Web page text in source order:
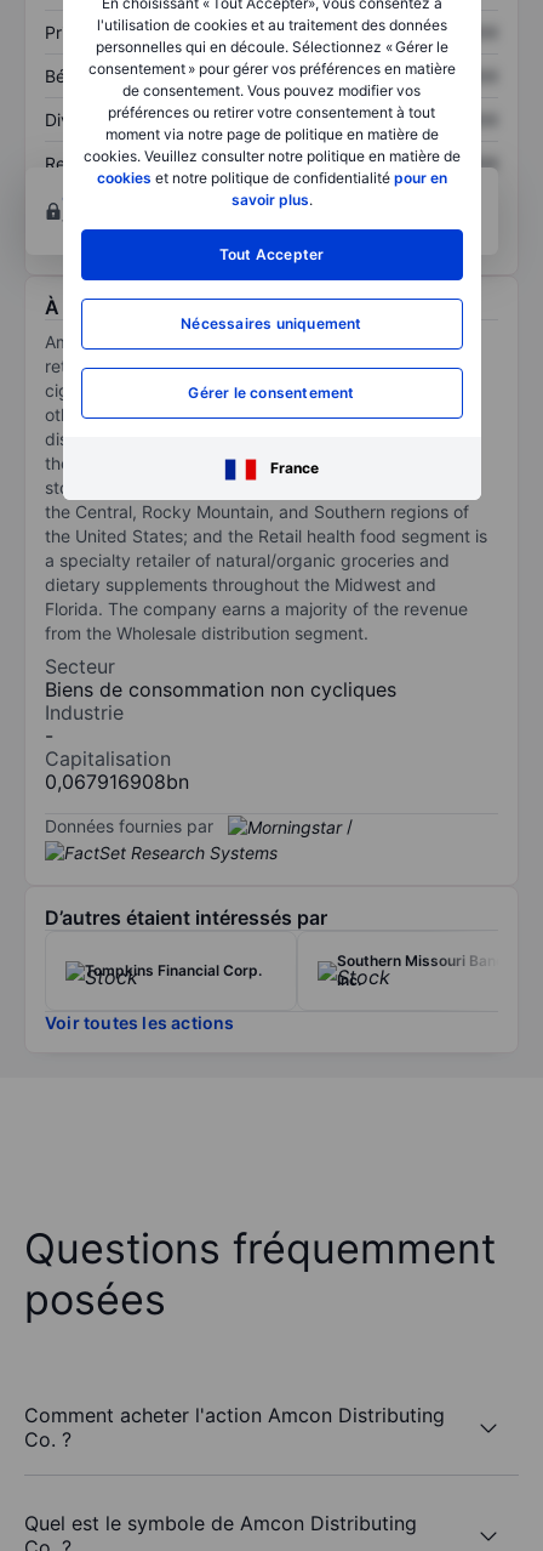
l'utilisation de cookies et au traitement des données
personnelles qui en découle. Sélectionnez « Gérer le
consentement » pour gérer vos préférences en matière
de consentement. Vous pouvez modifier vos
préférences ou retirer votre consentement à tout
moment via notre page de politique en matière de
cookies. Veuillez consulter notre politique en matière de
cookies et notre politique de confidentialité pour en
savoir plus.
Tout Accepter
Nécessaires uniquement
Gérer le consentement
France
Prix / ventes XXXXXXX XXXXXXX
Bénéfice par action XXXXXXX XXXXXXX
Dividende par action XXXXXXX XXXXXXX
Rendement des
capitaux propres
XXXXXXX
XXXXXXX
Ouvrir un compte
pour accéder à d’autres outils
techniques et d’analyses.
À propos Amcon Distributing Co.
Amcon Distributing Co is engaged in the wholesale and
retail distribution of consumer products such as
cigarettes, tobacco, confectionery, health food, and
others. It operates in two segments: Wholesale
distribution segment distributing consumer products to
the retail outlets including convenience stores, grocery
stores, liquor stores, drug stores and tobacco shops in
the Central, Rocky Mountain, and Southern regions of
the United States; and the Retail health food segment is
a specialty retailer of natural/organic groceries and
dietary supplements throughout the Midwest and
Florida. The company earns a majority of the revenue
from the Wholesale distribution segment.
Secteur
Biens de consommation non cycliques
Industrie
-
Capitalisation
0,067916908bn
Données fournies par /
D’autres étaient intéressés par
Tompkins Financial Corp.
Southern Missouri Bancorp
Inc.
Voir toutes les actions
Questions fréquemment
posées
Comment acheter l'action Amcon Distributing
Co. ?
Quel est le symbole de Amcon Distributing